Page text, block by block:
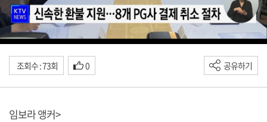
조회수 : 73회 0 공유하기
임보라 앵커>